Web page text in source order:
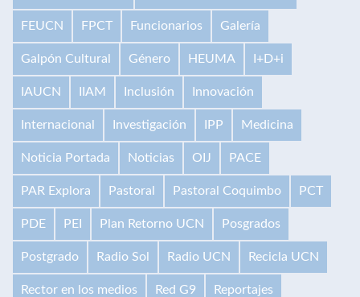
FEUCN FPCT Funcionarios Galería
Galpón Cultural Género HEUMA I+D+i
IAUCN IIAM Inclusión Innovación
Internacional Investigación IPP Medicina
Noticia Portada Noticias OIJ PACE
PAR Explora Pastoral Pastoral Coquimbo PCT
PDE PEI Plan Retorno UCN Posgrados
Postgrado Radio Sol Radio UCN Recicla UCN
Rector en los medios Red G9 Reportajes